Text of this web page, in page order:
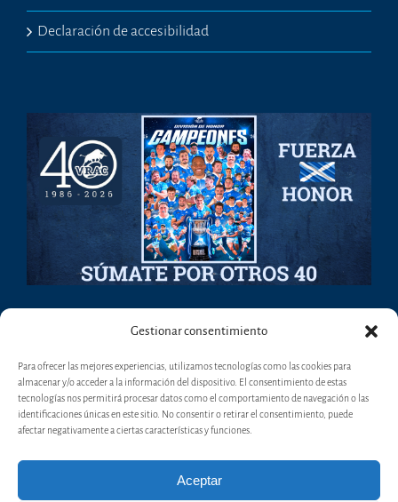
Gestionar consentimiento
Para ofrecer las mejores experiencias, utilizamos tecnologías como las cookies para
almacenar y/o acceder a la información del dispositivo. El consentimiento de estas
tecnologías nos permitirá procesar datos como el comportamiento de navegación o las
identificaciones únicas en este sitio. No consentir o retirar el consentimiento, puede
afectar negativamente a ciertas características y funciones.
Aceptar
Declaración de accesibilidad
Copyright 2017 - VRAC - Valladolid Rugby Asociación Club | Todos los